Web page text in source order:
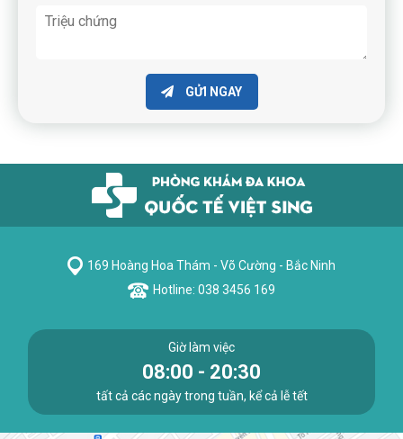
GỬI NGAY
169 Hoàng Hoa Thám - Võ Cường - Bắc Ninh
Hotline: 038 3456 169
Giờ làm việc
08:00 - 20:30
tất cả các ngày trong tuần, kể cả lễ tết